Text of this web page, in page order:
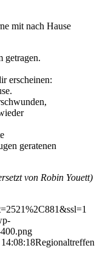
mit nach Hause
getragen.
erscheinen:
geratenen
von Robin Youett)
Regionaltreffen